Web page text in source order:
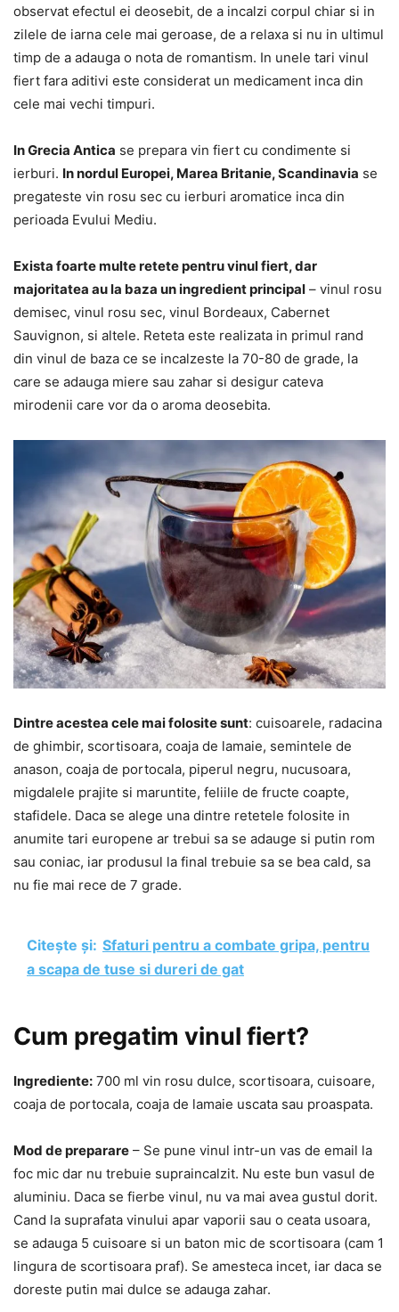
observat efectul ei deosebit, de a incalzi corpul chiar si in
zilele de iarna cele mai geroase, de a relaxa si nu in ultimul
timp de a adauga o nota de romantism. In unele tari vinul
fiert fara aditivi este considerat un medicament inca din
cele mai vechi timpuri.
In Grecia Antica se prepara vin fiert cu condimente si
ierburi. In nordul Europei, Marea Britanie, Scandinavia se
pregateste vin rosu sec cu ierburi aromatice inca din
perioada Evului Mediu.
Exista foarte multe retete pentru vinul fiert, dar
majoritatea au la baza un ingredient principal – vinul rosu
demisec, vinul rosu sec, vinul Bordeaux, Cabernet
Sauvignon, si altele. Reteta este realizata in primul rand
din vinul de baza ce se incalzeste la 70-80 de grade, la
care se adauga miere sau zahar si desigur cateva
mirodenii care vor da o aroma deosebita.
Dintre acestea cele mai folosite sunt: cuisoarele, radacina
de ghimbir, scortisoara, coaja de lamaie, semintele de
anason, coaja de portocala, piperul negru, nucusoara,
migdalele prajite si maruntite, feliile de fructe coapte,
stafidele. Daca se alege una dintre retetele folosite in
anumite tari europene ar trebui sa se adauge si putin rom
sau coniac, iar produsul la final trebuie sa se bea cald, sa
nu fie mai rece de 7 grade.
Citește și: Sfaturi pentru a combate gripa, pentru
a scapa de tuse si dureri de gat
Cum pregatim vinul fiert?
Ingrediente: 700 ml vin rosu dulce, scortisoara, cuisoare,
coaja de portocala, coaja de lamaie uscata sau proaspata.
Mod de preparare – Se pune vinul intr-un vas de email la
foc mic dar nu trebuie supraincalzit. Nu este bun vasul de
aluminiu. Daca se fierbe vinul, nu va mai avea gustul dorit.
Cand la suprafata vinului apar vaporii sau o ceata usoara,
se adauga 5 cuisoare si un baton mic de scortisoara (cam 1
lingura de scortisoara praf). Se amesteca incet, iar daca se
doreste putin mai dulce se adauga zahar.